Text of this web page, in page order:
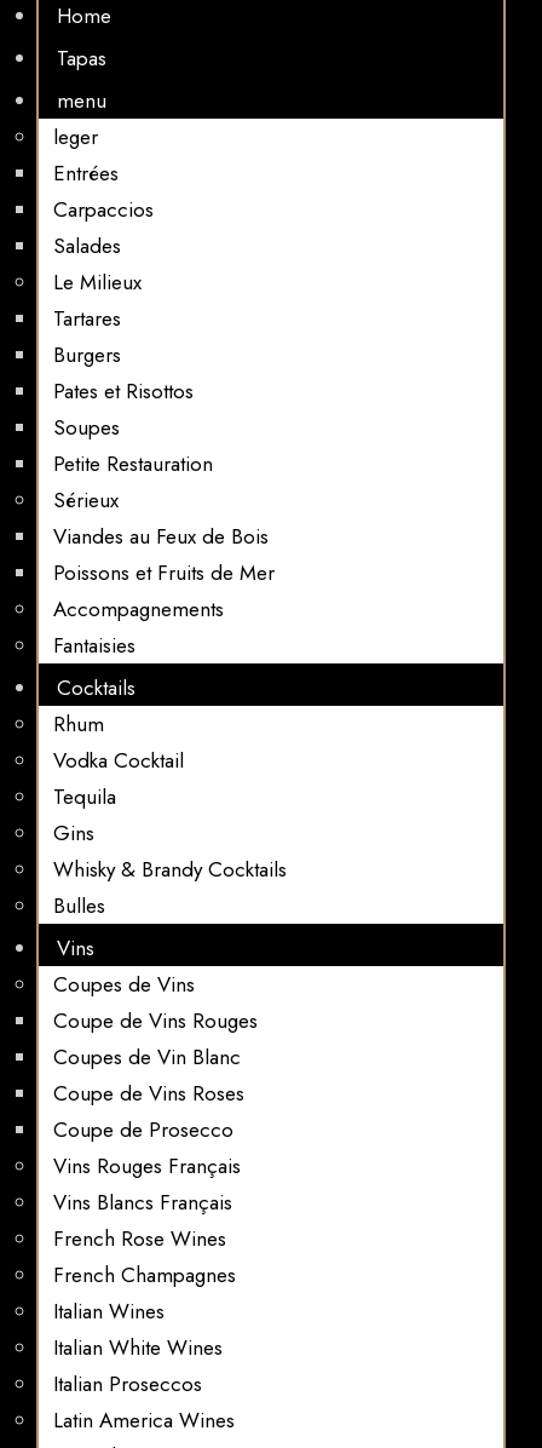
Home
Tapas
menu
leger
Entrées
Carpaccios
Salades
Le Milieux
Tartares
Burgers
Pates et Risottos
Soupes
Petite Restauration
Sérieux
Viandes au Feux de Bois
Poissons et Fruits de Mer
Accompagnements
Fantaisies
Cocktails
Rhum
Vodka Cocktail
Tequila
Gins
Whisky & Brandy Cocktails
Bulles
Vins
Coupes de Vins
Coupe de Vins Rouges
Coupes de Vin Blanc
Coupe de Vins Roses
Coupe de Prosecco
Vins Rouges Français
Vins Blancs Français
French Rose Wines
French Champagnes
Italian Wines
Italian White Wines
Italian Proseccos
Latin America Wines